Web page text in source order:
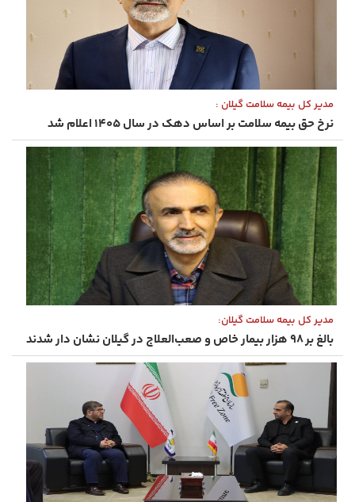
مدیر کل بیمه سلامت گیلان :
نرخ حق بیمه سلامت بر اساس دهک در سال ۱۴۰۵ اعلام شد
مدیر کل بیمه سلامت گیلان:
بالغ بر ۹۸ هزار بیمار خاص و صعب‌العلاج در گیلان نشان دار شدند